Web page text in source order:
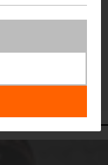
Niet op voorraad
Niet op voorraad